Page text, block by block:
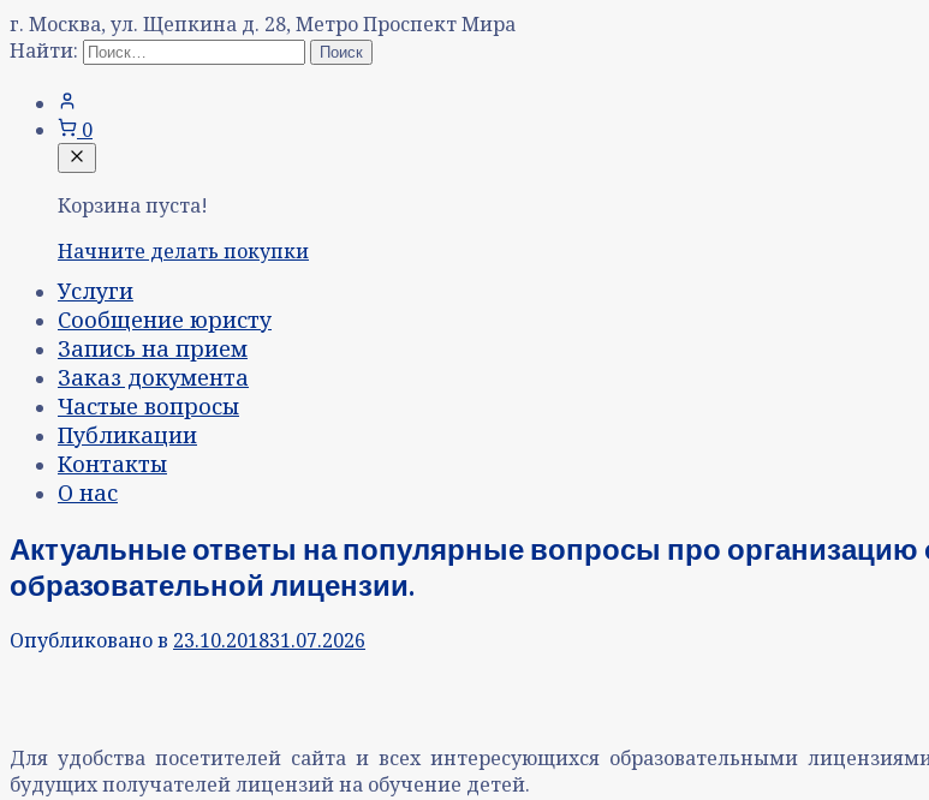
г. Москва, ул. Щепкина д. 28, Метро Проспект Мира
Найти:
0
Корзина пуста!
Начните делать покупки
Услуги
Сообщение юристу
Запись на прием
Заказ документа
Частые вопросы
Публикации
Контакты
О нас
Актуальные ответы на популярные вопросы про организацию
образовательной лицензии.
Опубликовано в 23.10.201831.07.2026
Для удобства посетителей сайта и всех интересующихся образовательными
будущих получателей лицензий на обучение детей.